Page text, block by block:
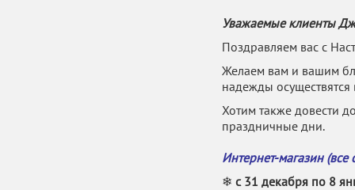
Уважаемые клиенты
Поздравляем вас с
Желаем вам и вашим
надежды
Хотим также довести
праздничные дни.
Интернет-магазин
❄ с 31 декабря по 8